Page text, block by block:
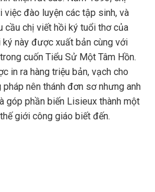
đào luyện các tập sinh, và
cầu chị viết hồi ký tuổi thơ của
này được xuất bản cùng với
cuốn Tiểu Sử Một Tâm Hồn.
in ra hàng triệu bản, vạch cho
nên thánh đơn sơ nhưng anh
góp phần biến Lisieux thành một
giới công giáo biết đến.